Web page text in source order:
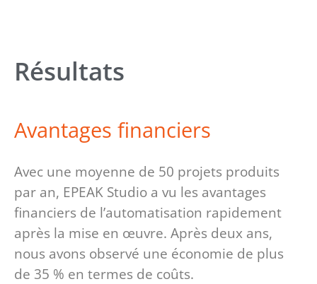
Résultats
Avantages financiers
Avec une moyenne de 50 projets produits
par an, EPEAK Studio a vu les avantages
financiers de l’automatisation rapidement
après la mise en œuvre. Après deux ans,
nous avons observé une économie de plus
de 35 % en termes de coûts.